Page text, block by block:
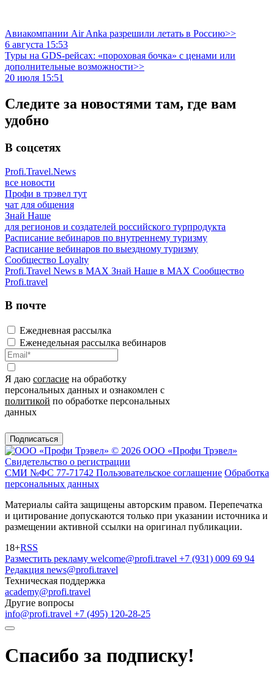
Авиакомпании Air Anka разрешили летать в Россию>>
6 августа 15:53
Туры на GDS-рейсах: «пороховая бочка» с ценами или
дополнительные возможности>>
20 июля 15:51
Следите за новостями там, где вам
удобно
В соцсетях
Profi.Travel.News
все новости
Профи в трэвел тут
чат для общения
Знай Наше
для регионов и создателей российского турпродукта
Расписание вебинаров по внутреннему туризму
Расписание вебинаров по выездному туризму
Сообщество Loyalty
Profi.Travel News в MAX Знай Наше в MAX Сообщество
Profi.travel
В почте
Ежедневная рассылка
Еженедельная рассылка вебинаров
Я даю согласие на обработку
персональных данных и ознакомлен с
политикой по обработке персональных
данных
Подписаться
© 2026 ООО «Профи Трэвeл»
Свидетельство о регистрации
СМИ №ФС 77-71742 Пользовательское соглашение Обработка
персональных данных
Материалы сайта защищены авторским правом. Перепечатка
и цитирование допускаются только при указании источника и
размещении активной ссылки на оригинал публикации.
18+RSS
Разместить рекламу welcome@profi.travel +7 (931) 009 69 94
Редакция news@profi.travel
Техническая поддержка
academy@profi.travel
Другие вопросы
info@profi.travel +7 (495) 120-28-25
Спасибо за подписку!